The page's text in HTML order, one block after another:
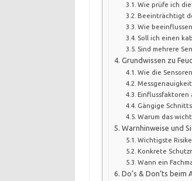
Wie prüfe ich
Beeinträchtigt
Wie
Soll ich einen
Sind mehrere
Grundwissen zu
Wie die
Einflussfaktoren
Gängige
Warum das
Warnhinweise und
Wichtigste
Konkrete
Wann ein
Do’s & Don’ts